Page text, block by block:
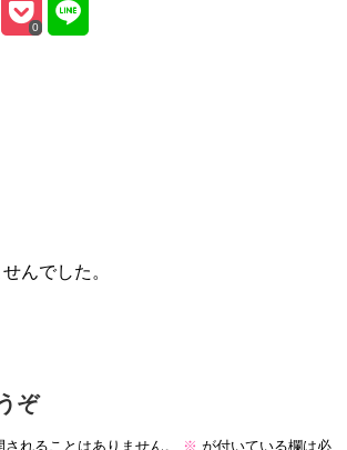
0
んでした。
ぞ
れることはありません。 ※ が付いている欄は必